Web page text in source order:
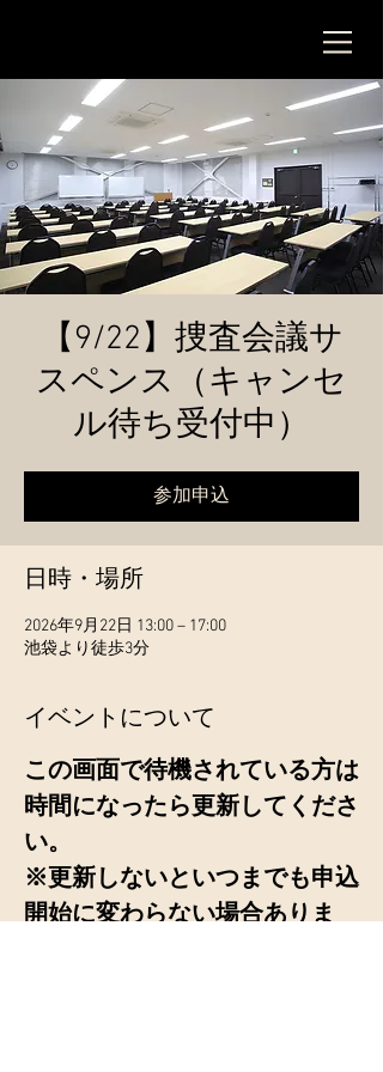
【9/22】捜査会議サ
スペンス（キャンセ
ル待ち受付中）
参加申込
日時・場所
2026年9月22日 13:00 – 17:00
池袋より徒歩3分
イベントについて
この画面で待機されている方は
時間になったら更新してくださ
い。
※更新しないといつまでも申込
開始に変わらない場合ありま